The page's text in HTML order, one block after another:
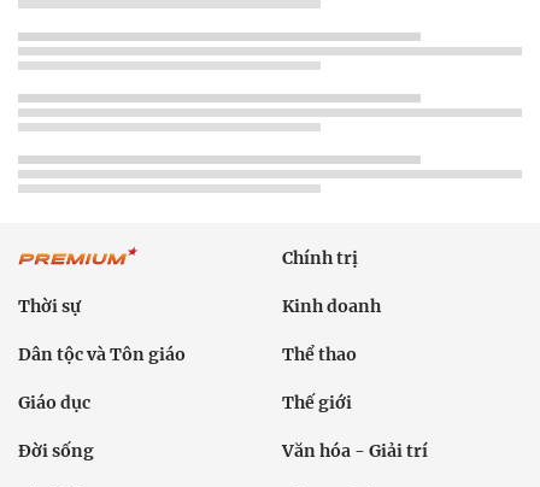
Chính trị
Thời sự Kinh doanh
Dân tộc và Tôn giáo Thể thao
Giáo dục Thế giới
Đời sống Văn hóa - Giải trí